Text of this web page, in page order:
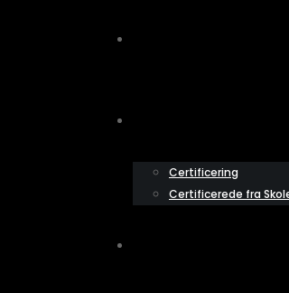
Certificering
Certificerede fra